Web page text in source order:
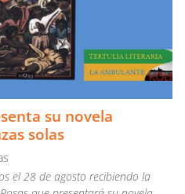
su novela
solas
el 28 de agosto recibiendo la